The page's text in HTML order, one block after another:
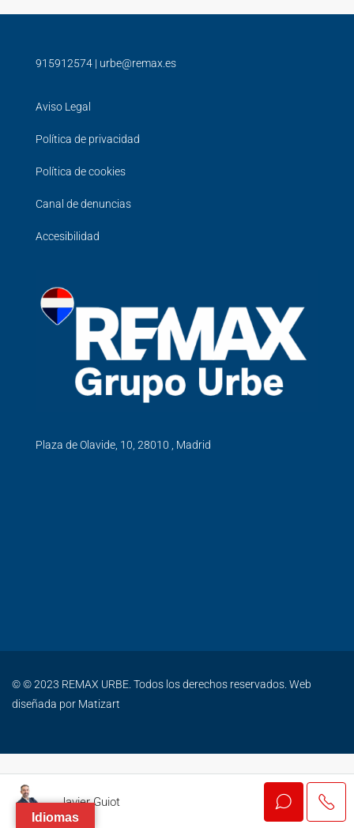
915912574 | urbe@remax.es
Aviso Legal
Política de privacidad
Política de cookies
Canal de denuncias
Accesibilidad
Plaza de Olavide, 10, 28010 , Madrid
© © 2023 REMAX URBE. Todos los derechos reservados. Web
diseñada por Matizart
Javier Guiot
Idiomas